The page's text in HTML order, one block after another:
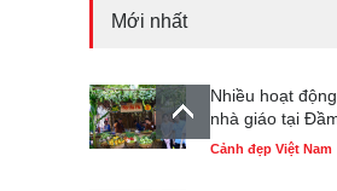
Mới nhất
Nhiều hoạt
nhà giáo tại
Cảnh đẹp Việt Nam